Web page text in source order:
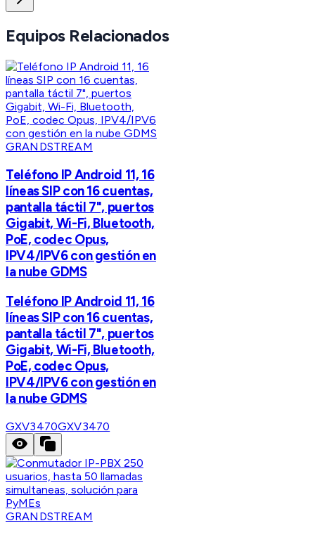
Equipos Relacionados
GRANDSTREAM
Teléfono IP Android 11, 16
líneas SIP con 16 cuentas,
pantalla táctil 7", puertos
Gigabit, Wi-Fi, Bluetooth,
PoE, codec Opus,
IPV4/IPV6 con gestión en
la nube GDMS
Teléfono IP Android 11, 16
líneas SIP con 16 cuentas,
pantalla táctil 7", puertos
Gigabit, Wi-Fi, Bluetooth,
PoE, codec Opus,
IPV4/IPV6 con gestión en
la nube GDMS
GXV3470GXV3470
GRANDSTREAM